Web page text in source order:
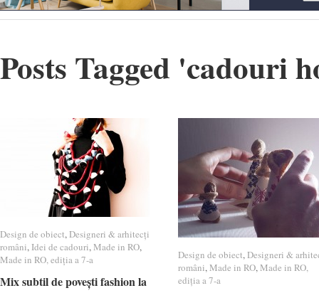
Posts Tagged 'cadouri
Design de obiect,Designeri & arhitecți
români, Idei de cadouri,Made in RO,
Made in RO, ediția a 7-a
Mix subtil de povești fashion la
Design de obiect Designeri & arhitecți
români Idei de cadouri Made in RO
Made in RO, ediția a 7-a
Mix subtil de povești fashion la
Design de obiect,Designeri &
români,Made in RO,Made in RO,
ediția a 7-a
Design de obiect Designeri &
români Made in RO Made in RO,
ediția a 7-a